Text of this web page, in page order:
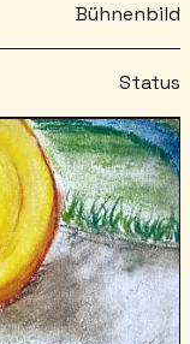
Bühnenbild
Status